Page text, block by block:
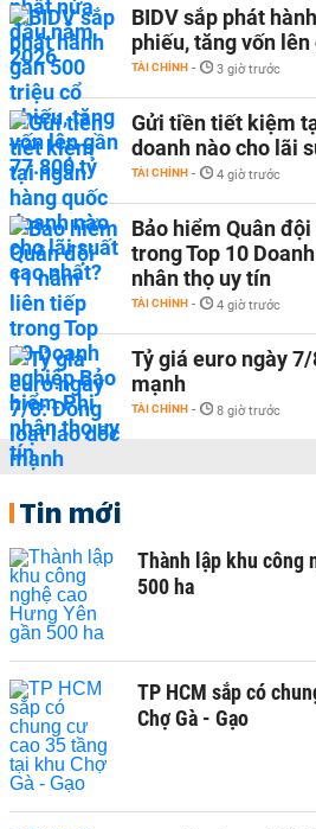
BIDV sắp phát
phiếu, tăng vốn
TÀI CHÍNH - 3 giờ trước
Gửi tiền tiết kiệm
doanh nào cho lãi
TÀI CHÍNH - 4 giờ trước
Bảo hiểm Quân
trong Top 10
nhân thọ uy tín
TÀI CHÍNH - 4 giờ trước
Tỷ giá euro ngày
mạnh
TÀI CHÍNH - 8 giờ trước
Tin mới
Thành lập khu công
500 ha
TP HCM sắp có
Chợ Gà - Gạo